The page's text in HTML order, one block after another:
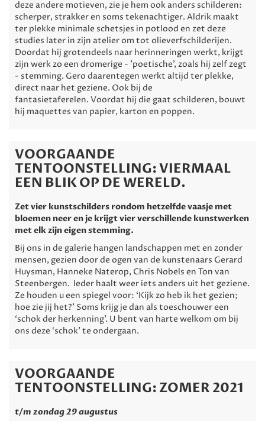
deze andere motieven, zie je hem ook anders schilderen:
scherper, strakker en soms tekenachtiger. Aldrik maakt
ter plekke minimale schetsjes in potlood en zet deze
studies later in zijn atelier om tot olieverfschilderijen.
Doordat hij grotendeels naar herinneringen werkt, krijgt
zijn werk zo een dromerige - 'poetische', zoals hij zelf zegt
- stemming. Gero daarentegen werkt altijd ter plekke,
direct naar het geziene. Ook bij de
fantasietaferelen. Voordat hij die gaat schilderen, bouwt
hij maquettes van papier, karton en poppen.
VOORGAANDE
TENTOONSTELLING: VIERMAAL
EEN BLIK OP DE WERELD.
Zet vier kunstschilders rondom hetzelfde vaasje met
bloemen neer en je krijgt vier verschillende kunstwerken
met elk zijn eigen stemming.
Bij ons in de galerie hangen landschappen met en zonder
mensen, gezien door de ogen van de kunstenaars Gerard
Huysman, Hanneke Naterop, Chris Nobels en Ton van
Steenbergen. Ieder haalt weer iets anders uit het geziene.
Ze houden u een spiegel voor: ‘Kijk zo heb ik het gezien;
hoe zie jij het?’ Soms krijg je dan als toeschouwer een
‘schok der herkenning’. U bent van harte welkom om bij
ons deze ‘schok’ te ondergaan.
VOORGAANDE
TENTOONSTELLING: ZOMER 2021
t/m zondag 29 augustus